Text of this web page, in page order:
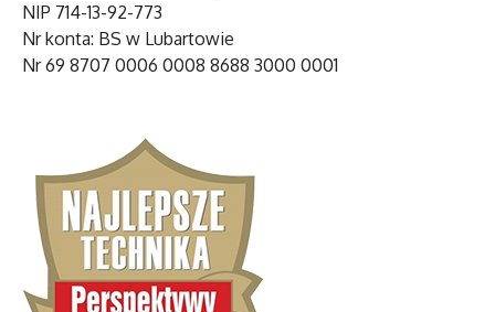
NIP 714-13-92-773
Nr konta: BS w Lubartowie
Nr 69 8707 0006 0008 8688 3000 0001